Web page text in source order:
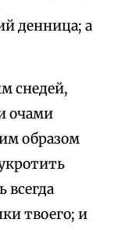
денница; а
снедей,
очами
образом
всегда
твоего; и